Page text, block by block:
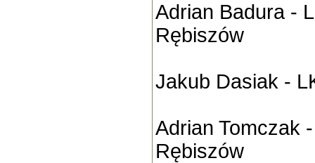
Adrian Badura -
Rębiszów
Jakub Dasiak -
Adrian Tomczak
Rębiszów